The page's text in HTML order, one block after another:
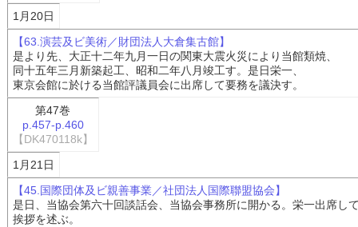
1月20日
【63.演芸及ビ美術／財団法人大倉集古館】
是より先、大正十二年九月一日の関東大震火災により当館類焼、
同十五年三月新築起工、昭和二年八月竣工す。是日栄一、
東京会館に於ける当館評議員会に出席して要務を議決す。
第47巻
p.457-p.460
【DK470118k】
1月21日
【45.国際団体及ビ親善事業／社団法人国際聯盟協会】
是日、当協会第六十回談話会、当協会事務所に開かる。栄一出席し
挨拶を述ぶ。